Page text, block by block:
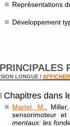
Représentations
Développement
PRINCIPALES
LONGUE /
Chapitres dans
Martel, M. ,
sensorimoteur
mentaux: les